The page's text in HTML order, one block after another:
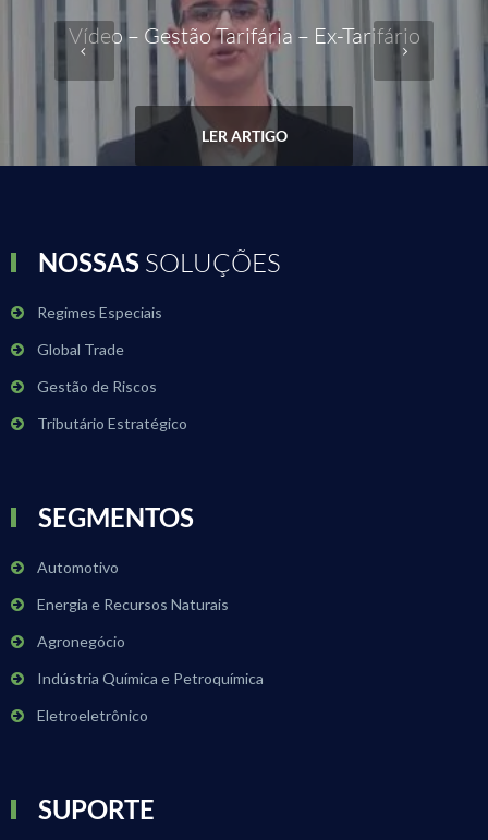
Vídeo – Gestão Tarifária – Ex-Tarifário
LER ARTIGO
NOSSAS SOLUÇÕES
Regimes Especiais
Global Trade
Gestão de Riscos
Tributário Estratégico
SEGMENTOS
Automotivo
Energia e Recursos Naturais
Agronegócio
Indústria Química e Petroquímica
Eletroeletrônico
SUPORTE